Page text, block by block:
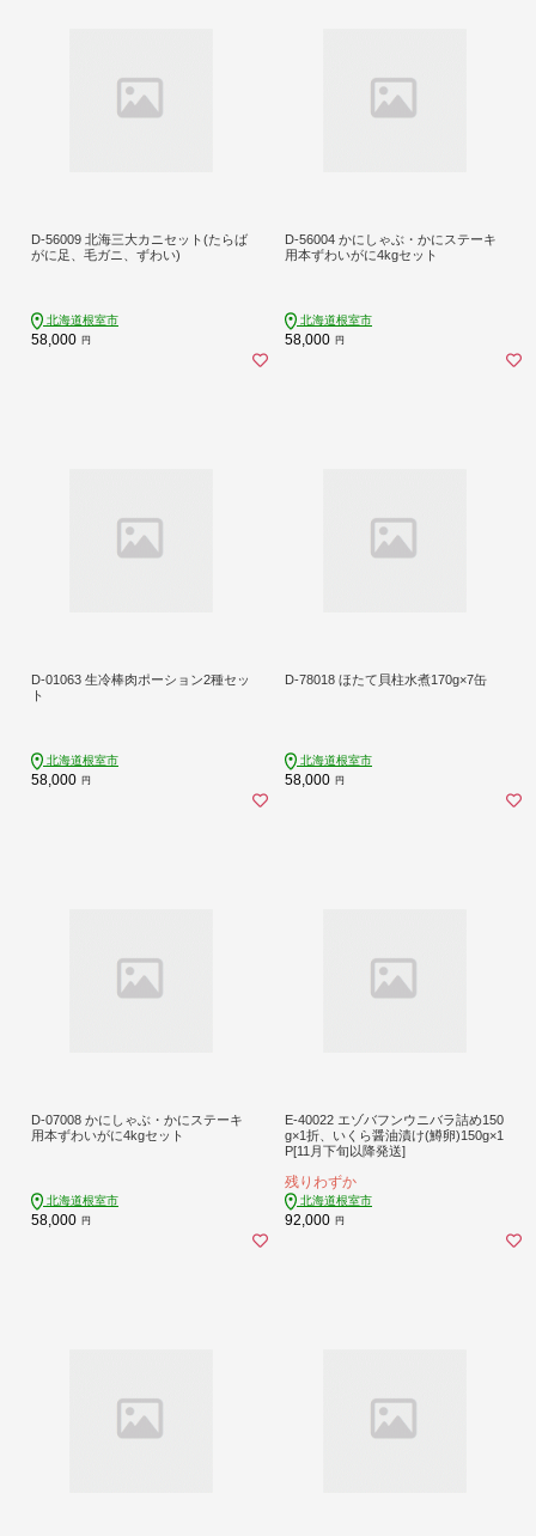
D-56009 北海三大カニセット(たらば
がに足、毛ガニ、ずわい)
北海道根室市
58,000 円
D-56004 かにしゃぶ・かにステーキ
用本ずわいがに4kgセット
北海道根室市
58,000 円
D-01063 生冷棒肉ポーション2種セッ
ト
北海道根室市
58,000 円
D-78018 ほたて貝柱水煮170g×7缶
北海道根室市
58,000 円
D-07008 かにしゃぶ・かにステーキ
用本ずわいがに4kgセット
北海道根室市
58,000 円
E-40022 エゾバフンウニバラ詰め150
g×1折、いくら醤油漬け(鱒卵)150g×1
P[11月下旬以降発送]
残りわずか
北海道根室市
92,000 円